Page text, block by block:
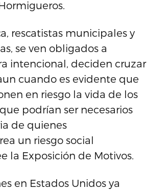
rescatistas municipales y
se ven obligados a
intencional, deciden cruzar
cuando es evidente que
en riesgo la vida de los
podrían ser necesarios
de quienes
un riesgo social
la Exposición de Motivos.
en Estados Unidos ya